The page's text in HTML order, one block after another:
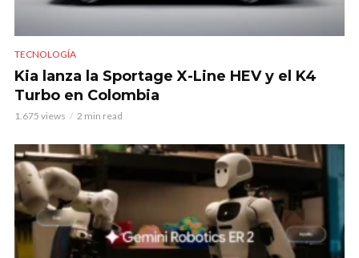
TECNOLOGÍA
Kia lanza la Sportage X-Line HEV y el K4
Turbo en Colombia
1.675 views 2 min read